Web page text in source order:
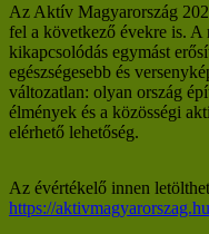
Az Aktív Magyarország
fel a következő évekre is. A
kikapcsolódás egymást
egészségesebb és
változatlan: olyan ország
élmények és a közösségi
elérhető lehetőség.
Az évértékelő innen
https://